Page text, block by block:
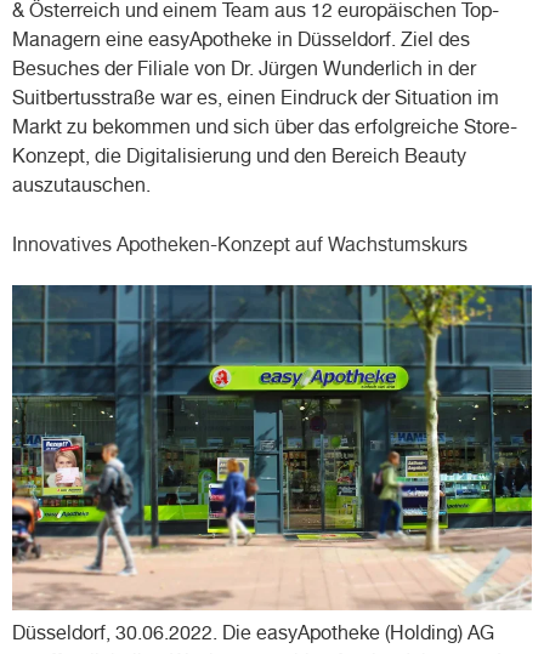
& Österreich und einem Team aus 12 europäischen Top-
Managern eine easyApotheke in Düsseldorf. Ziel des
Besuches der Filiale von Dr. Jürgen Wunderlich in der
Suitbertusstraße war es, einen Eindruck der Situation im
Markt zu bekommen und sich über das erfolgreiche Store-
Konzept, die Digitalisierung und den Bereich Beauty
auszutauschen.
Innovatives Apotheken-Konzept auf Wachstumskurs
Düsseldorf, 30.06.2022. Die easyApotheke (Holding) AG